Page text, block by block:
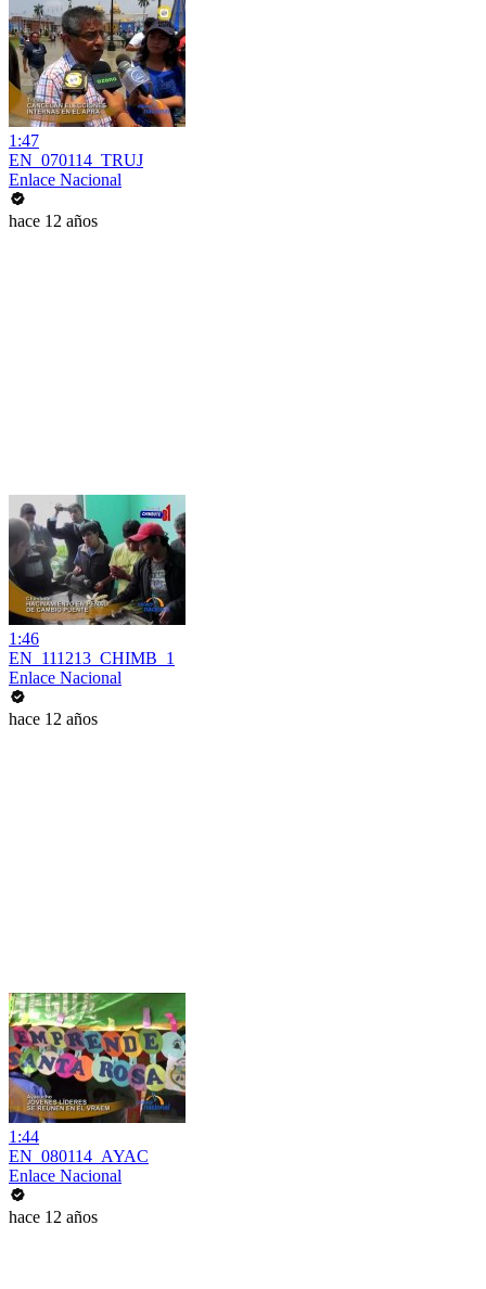
1:47
EN_070114_TRUJ
Enlace Nacional
hace 12 años
1:46
EN_111213_CHIMB_1
Enlace Nacional
hace 12 años
1:44
EN_080114_AYAC
Enlace Nacional
hace 12 años